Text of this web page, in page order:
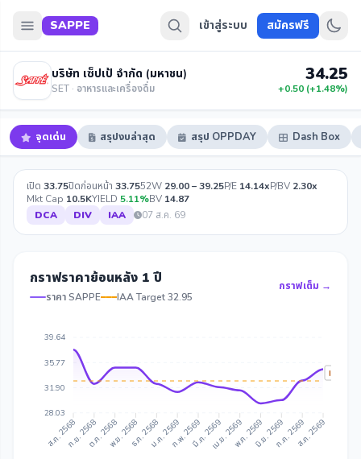
SAPPE เข้าสู่ระบบ สมัครฟรี
บริษัท เซ็ปเป้ จำกัด (มหาชน)
SET · อาหารและเครื่องดื่ม
34.25
+0.50 (+1.48%)
จุดเด่น สรุปงบล่าสุด สรุป OPPDAY Dash Box
เปิด 33.75ปิดก่อนหน้า 33.7552W 29.00 – 39.25P/E 14.14xP/BV 2.30x
Mkt Cap 10.5KYIELD 5.11%BV 14.87
DCA
DIV IAA 07 ส.ค. 69
กราฟราคาย้อนหลัง 1 ปี
ราคา SAPPE IAA Target 32.95
กราฟเต็ม →
39.64
35.77
31.90
28.03
ส.ค. 2568ก.ย. 2568ต.ค. 2568พ.ย. 2568ธ.ค. 2568ม.ค. 2569ก.พ. 2569มี.ค. 2569เม.ย. 2569พ.ค. 2569มิ.ย. 2569ก.ค. 2569ส.ค. 2569
IAA